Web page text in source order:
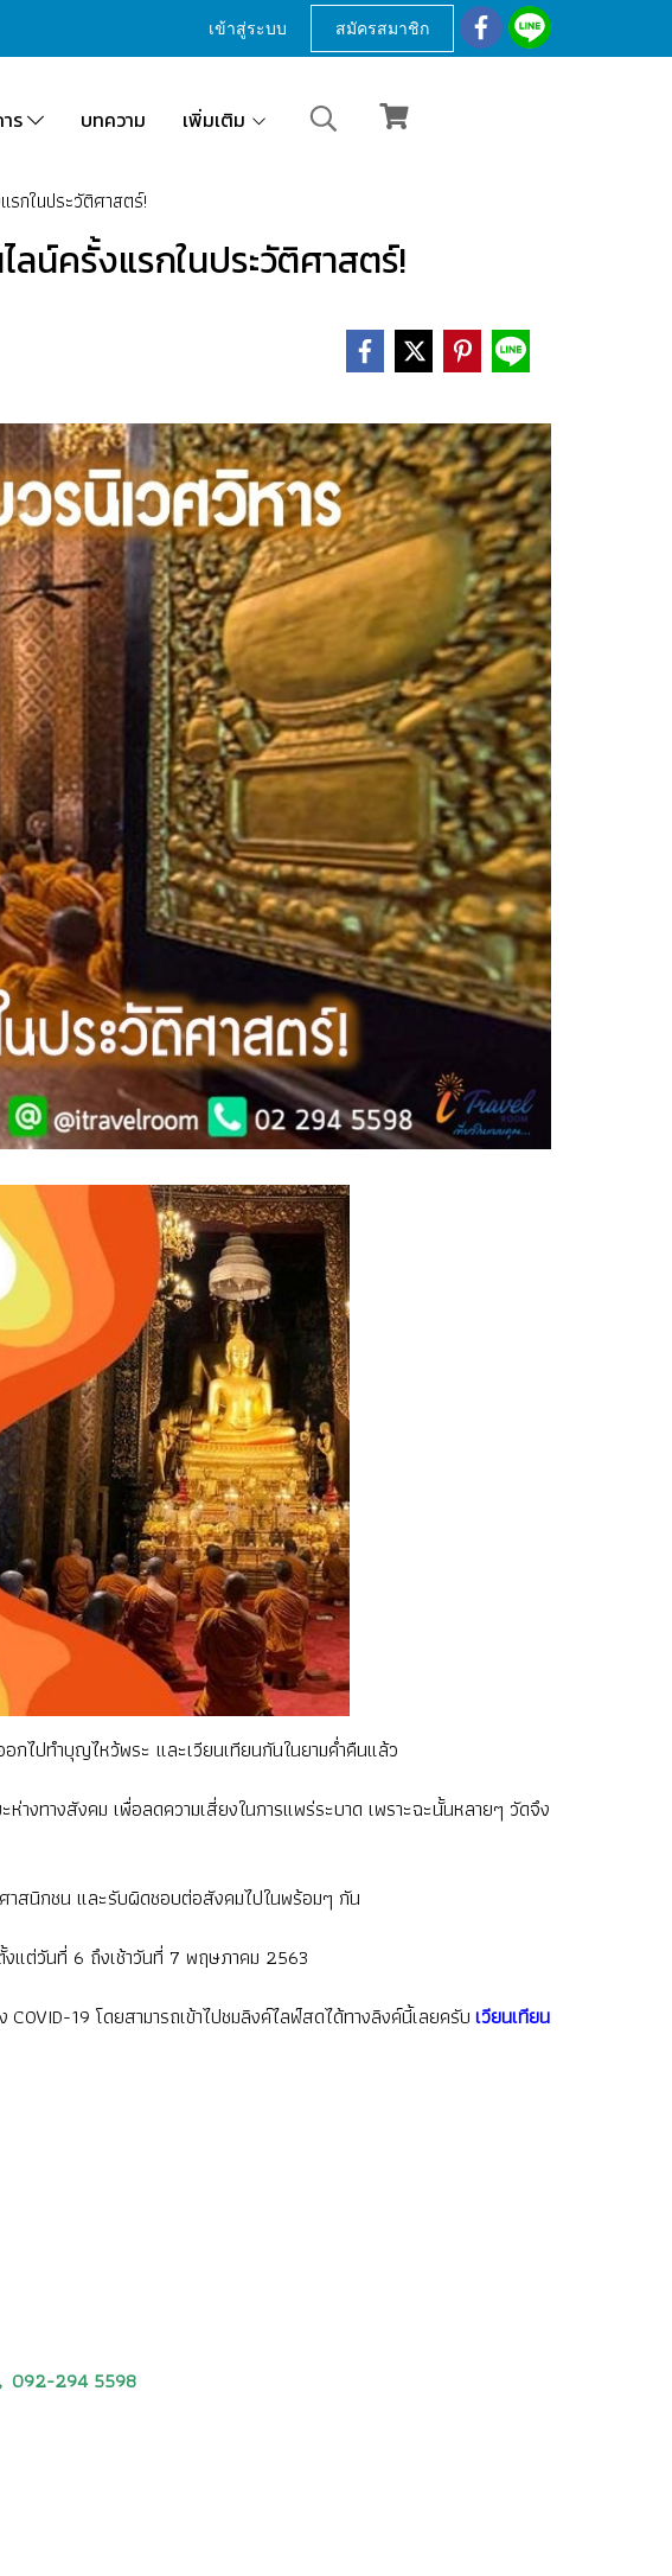
เข้าสู่ระบบ สมัครสมาชิก
ร บทความ เพิ่มเติม
รกในประวัติศาสตร์!
ลน์ครั้งแรกในประวัติศาสตร์!
ไปทำบุญไหว้พระ และเวียนเทียนกันในยามค่ำคืนแล้ว
งทางสังคม เพื่อลดความเสี่ยงในการแพร่ระบาด เพราะฉะนั้นหลายๆ วัดจึง
าสนิกชน และรับผิดชอบต่อสังคมไปในพร้อมๆ กัน
แต่วันที่ 6 ถึงเช้าวันที่ 7 พฤษภาคม 2563
19 โดยสามารถเข้าไปชมลิงค์ไลฟ์สดได้ทางลิงค์นี้เลยครับเวียนเทียน
092-294 5598